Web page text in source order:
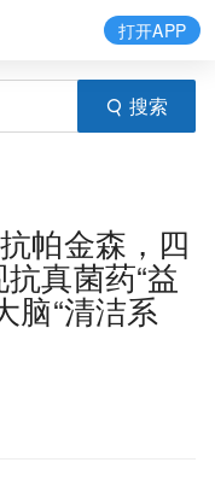
搜索
打开APP
帕金森，四
真菌药“益
脑“清洁系